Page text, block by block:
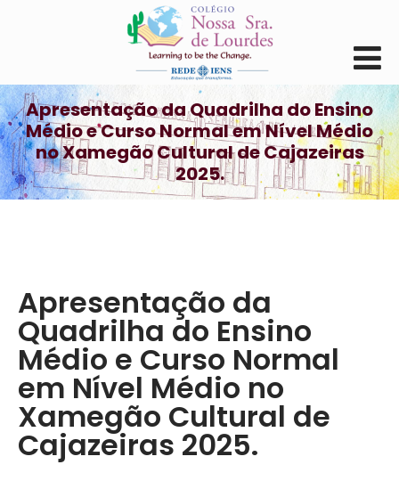
Apresentação da Quadrilha do Ensino
Médio e Curso Normal em Nível Médio
no Xamegão Cultural de Cajazeiras
2025.
Apresentação da
Quadrilha do Ensino
Médio e Curso Normal
em Nível Médio no
Xamegão Cultural de
Cajazeiras 2025.